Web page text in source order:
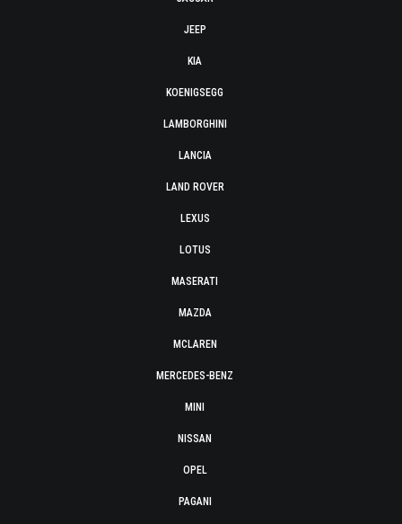
JEEP
KIA
KOENIGSEGG
LAMBORGHINI
LANCIA
LAND ROVER
LEXUS
LOTUS
MASERATI
MAZDA
MCLAREN
MERCEDES-BENZ
MINI
NISSAN
OPEL
PAGANI